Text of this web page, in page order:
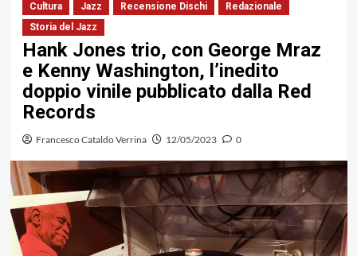
Cultura Jazz Recensione Dischi
Redazionale
Storia del Jazz
Hank Jones trio, con George Mraz
e Kenny Washington, l’inedito
doppio vinile pubblicato dalla Red
Records
Francesco Cataldo Verrina 12/05/2023 0